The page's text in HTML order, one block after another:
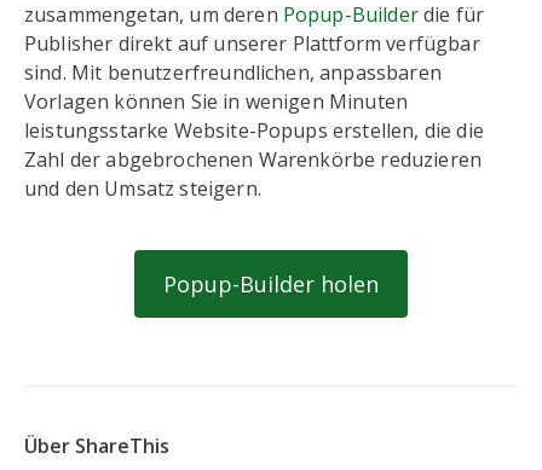
zusammengetan, um deren Popup-Builderdie für
Publisher direkt auf unserer Plattform verfügbar
sind. Mit benutzerfreundlichen, anpassbaren
Vorlagen können Sie in wenigen Minuten
leistungsstarke Website-Popups erstellen, die die
Zahl der abgebrochenen Warenkörbe reduzieren
und den Umsatz steigern.
Popup-Builder holen
Über ShareThis